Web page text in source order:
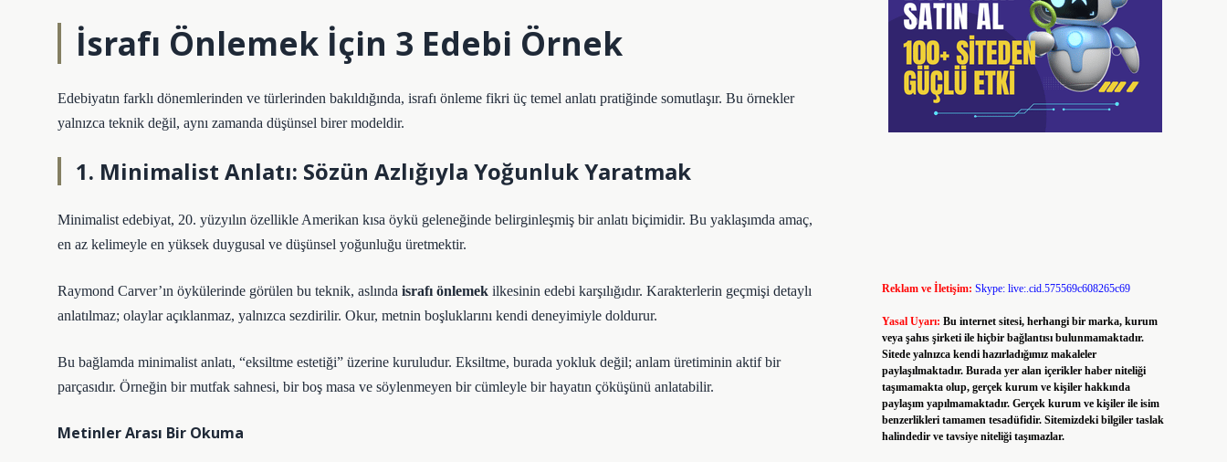
İsrafı Önlemek İçin 3 Edebi Örnek
Edebiyatın farklı dönemlerinden ve türlerinden bakıldığında, israfı önleme fikri üç temel anlatı pratiğinde somutlaşır. Bu örnekler
yalnızca teknik değil, aynı zamanda düşünsel birer modeldir.
1. Minimalist Anlatı: Sözün Azlığıyla Yoğunluk Yaratmak
Minimalist edebiyat, 20. yüzyılın özellikle Amerikan kısa öykü geleneğinde belirginleşmiş bir anlatı biçimidir. Bu yaklaşımda amaç,
en az kelimeyle en yüksek duygusal ve düşünsel yoğunluğu üretmektir.
Raymond Carver’ın öykülerinde görülen bu teknik, aslında israfı önlemek ilkesinin edebi karşılığıdır. Karakterlerin geçmişi detaylı
anlatılmaz; olaylar açıklanmaz, yalnızca sezdirilir. Okur, metnin boşluklarını kendi deneyimiyle doldurur.
Bu bağlamda minimalist anlatı, “eksiltme estetiği” üzerine kuruludur. Eksiltme, burada yokluk değil; anlam üretiminin aktif bir
parçasıdır. Örneğin bir mutfak sahnesi, bir boş masa ve söylenmeyen bir cümleyle bir hayatın çöküşünü anlatabilir.
Metinler Arası Bir Okuma
Reklam ve İletişim: Skype: live:.cid.575569c608265c69
Yasal Uyarı: Bu internet sitesi, herhangi bir marka, kurum
veya şahıs şirketi ile hiçbir bağlantısı bulunmamaktadır.
Sitede yalnızca kendi hazırladığımız makaleler
paylaşılmaktadır. Burada yer alan içerikler haber niteliği
taşımamakta olup, gerçek kurum ve kişiler hakkında
paylaşım yapılmamaktadır. Gerçek kurum ve kişiler ile isim
benzerlikleri tamamen tesadüfidir. Sitemizdeki bilgiler taslak
halindedir ve tavsiye niteliği taşımazlar.